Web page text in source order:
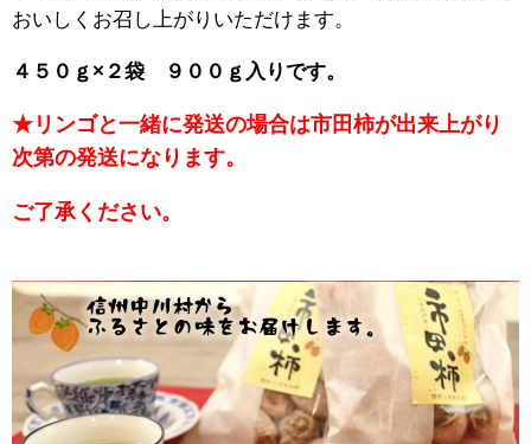
おいしくお召し上がりいただけます。
４５０ｇ×２袋 ９００ｇ入りです。
★リンゴと一緒に発送の場合は市田柿が出来上がり
次第の発送になります。
ご了承ください。